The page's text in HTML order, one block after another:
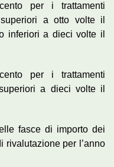
per i trattamenti
a otto volte il
inferiori a dieci volte il
per i trattamenti
a dieci volte il
fasce di importo dei
rivalutazione per l’anno